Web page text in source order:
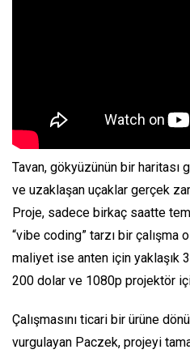
Tavan, gökyüzünün bir haritası
ve uzaklaşan uçaklar gerçek
Proje, sadece birkaç saatte
“vibe coding” tarzı bir çalışma
maliyet ise anten için yaklaşık
200 dolar ve 1080p projektör
Çalışmasını ticari bir ürüne
vurgulayan Paczek, projeyi